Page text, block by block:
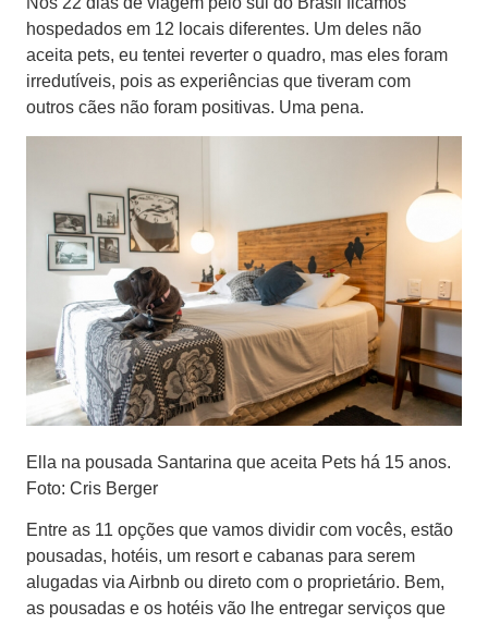
hospedados em 12 locais diferentes. Um deles não
aceita pets, eu tentei reverter o quadro, mas eles foram
irredutíveis, pois as experiências que tiveram com
outros cães não foram positivas. Uma pena.
Ella na pousada Santarina que aceita Pets há 15 anos.
Foto: Cris Berger
Entre as 11 opções que vamos dividir com vocês, estão
pousadas, hotéis, um resort e cabanas para serem
alugadas via Airbnb ou direto com o proprietário. Bem,
as pousadas e os hotéis vão lhe entregar serviços que